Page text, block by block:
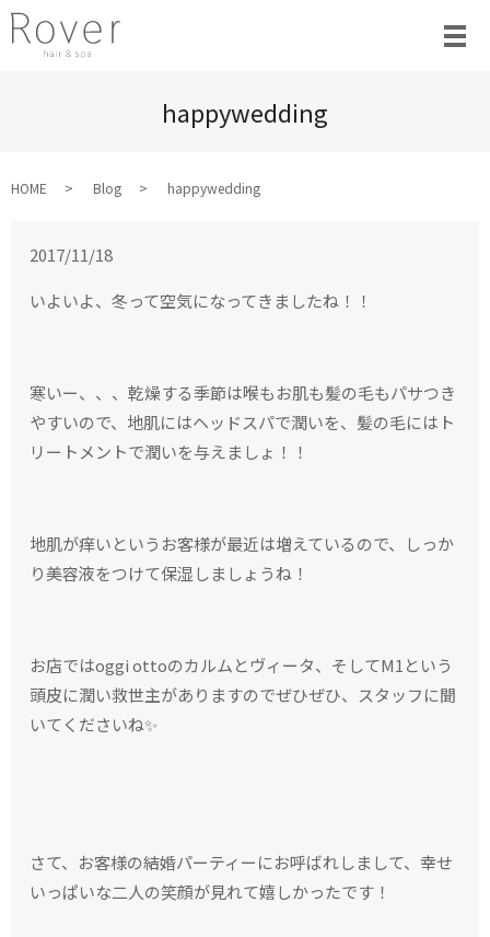
happywedding
HOME Blog happywedding
2017/11/18
いよいよ、冬って空気になってきましたね！！
寒いー、、、乾燥する季節は喉もお肌も髪の毛もパサつき
やすいので、地肌にはヘッドスパで潤いを、髪の毛にはト
リートメントで潤いを与えましょ！！
地肌が痒いというお客様が最近は増えているので、しっか
り美容液をつけて保湿しましょうね！
お店ではoggi ottoのカルムとヴィータ、そしてM1という
頭皮に潤い救世主がありますのでぜひぜひ、スタッフに聞
いてくださいね✨
さて、お客様の結婚パーティーにお呼ばれしまして、幸せ
いっぱいな二人の笑顔が見れて嬉しかったです！